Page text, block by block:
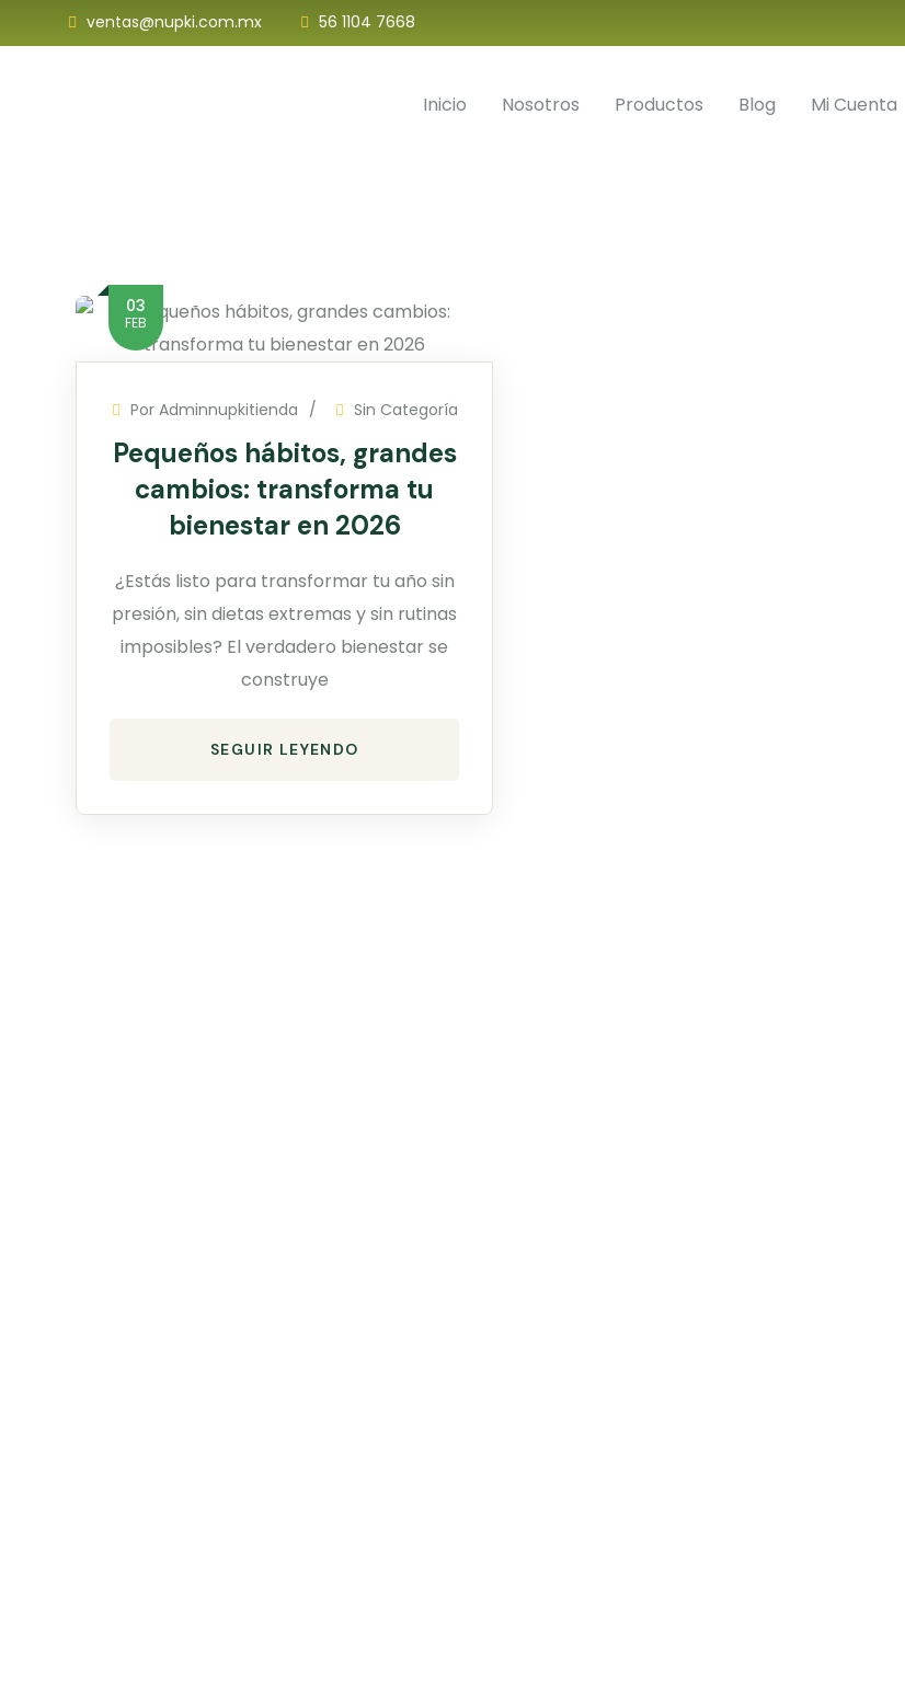
ventas@nupki.com.mx 56 1104 7668
Inicio Nosotros Productos Blog Mi Cuenta
03
FEB
Por Adminnupkitienda Sin Categoría
Pequeños hábitos, grandes
cambios: transforma tu
bienestar en 2026
¿Estás listo para transformar tu año sin
presión, sin dietas extremas y sin rutinas
imposibles? El verdadero bienestar se
construye
SEGUIR LEYENDO